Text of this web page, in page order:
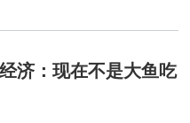
济：现在不是大鱼吃